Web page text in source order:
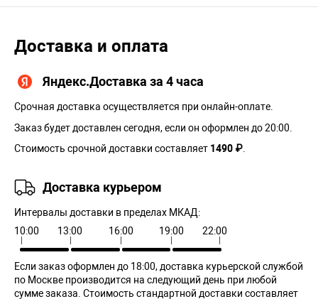
Доставка и оплата
Яндекс.Доставка за 4 часа
Срочная доставка осуществляется при онлайн-оплате.
Заказ будет доставлен сегодня, если он оформлен до 20:00.
Стоимость срочной доставки составляет 1490 ₽
Доставка курьером
Интервалы доставки в пределах МКАД:
10:00
13:00 16:00 19:00 22:00
Если заказ оформлен до 18:00, доставка курьерской службой
по Москве производится на следующий день при любой
сумме заказа. Cтоимость стандартной доставки составляет